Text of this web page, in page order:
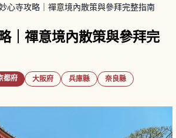
心寺攻略｜禪意境內散策與參拜完整指南
｜禪意境內散策與參拜完
都府 大阪府 兵庫縣
奈良縣